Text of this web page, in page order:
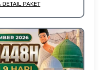
PAKET